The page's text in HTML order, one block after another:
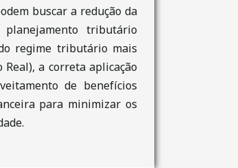
buscar a redução da
tributário
regime tributário mais
a correta aplicação
de benefícios
para minimizar os